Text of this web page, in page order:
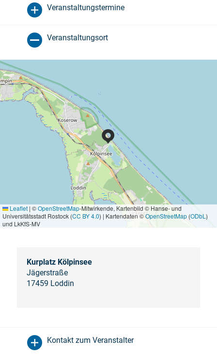
Veranstaltungstermine
Veranstaltungsort
Leaflet | ©OpenStreetMap-Mitwirkende, Kartenbild © Hanse- und
Universitätsstadt Rostock (CC BY 4.0) | Kartendaten ©OpenStreetMap (ODbL )
und LkKfS-MV
Kurplatz Kölpinsee
Jägerstraße
17459 Loddin
Kontakt zum Veranstalter